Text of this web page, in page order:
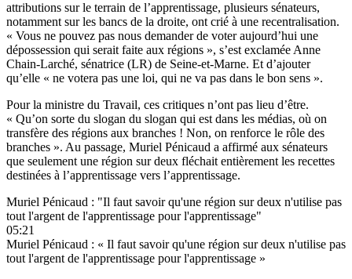
attributions sur le terrain de l’apprentissage, plusieurs sénateurs,
notamment sur les bancs de la droite, ont crié à une recentralisation.
« Vous ne pouvez pas nous demander de voter aujourd’hui une
dépossession qui serait faite aux régions », s’est exclamée Anne
Chain-Larché, sénatrice (LR) de Seine-et-Marne. Et d’ajouter
qu’elle « ne votera pas une loi, qui ne va pas dans le bon sens ».
Pour la ministre du Travail, ces critiques n’ont pas lieu d’être.
« Qu’on sorte du slogan du slogan qui est dans les médias, où on
transfère des régions aux branches ! Non, on renforce le rôle des
branches ». Au passage, Muriel Pénicaud a affirmé aux sénateurs
que seulement une région sur deux fléchait entièrement les recettes
destinées à l’apprentissage vers l’apprentissage.
Muriel Pénicaud : "Il faut savoir qu'une région sur deux n'utilise pas
tout l'argent de l'apprentissage pour l'apprentissage"
05:21
Muriel Pénicaud : « Il faut savoir qu'une région sur deux n'utilise pas
tout l'argent de l'apprentissage pour l'apprentissage »